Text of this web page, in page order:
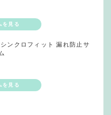
ンクロフィット 漏れ防止サ